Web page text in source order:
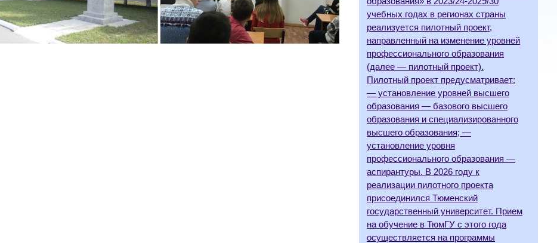
учебных годах в регионах страны
реализуется пилотный проект,
направленный на изменение уровней
профессионального образования
(далее — пилотный проект).
Пилотный проект предусматривает:
— установление уровней высшего
образования — базового высшего
образования и специализированного
высшего образования; —
установление уровня
профессионального образования —
аспирантуры. В 2026 году к
реализации пилотного проекта
присоединился Тюменский
государственный университет. Прием
на обучение в ТюмГУ с этого года
осуществляется на программы